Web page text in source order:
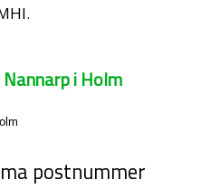
i Holm
postnummer